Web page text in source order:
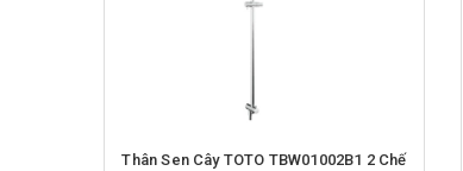
Thân Sen Cây TOTO TBW01002B1 2 Chế